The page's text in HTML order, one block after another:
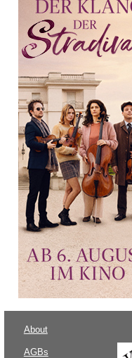
About
AGBs